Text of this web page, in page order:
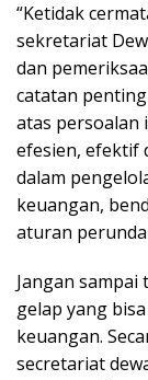
“Ketidak
sekretariat
dan
catatan
atas persoalan
efesien, efektif
dalam
keuangan,
aturan
Jangan
gelap yang
keuangan.
secretariat